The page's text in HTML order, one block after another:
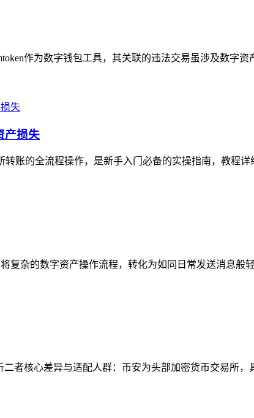
作为数字钱包工具，其关联的违法交易虽涉及数字
产损失
账的全流程操作，是新手入门必备的实操指南，教程
复杂的数字资产操作流程，转化为如同日常发送消息般
者核心差异与适配人群：币安为头部加密货币交易所